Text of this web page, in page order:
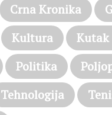
Crna Kronika
Kultura
Kutak
Politika
Tehnologija